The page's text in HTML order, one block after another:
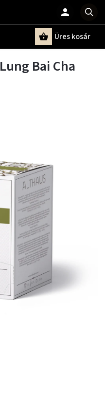
Üres kosár
Bai Cha